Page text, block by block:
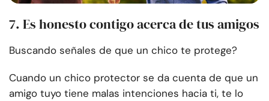
7. Es honesto contigo acerca de tus amigos
Buscando señales de que un chico te protege?
Cuando un chico protector se da cuenta de que un
amigo tuyo tiene malas intenciones hacia ti, te lo